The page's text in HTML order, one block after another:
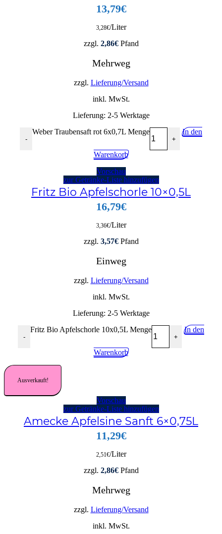
13,79€
3,28€/Liter
zzgl. 2,86€Pfand
Mehrweg
zzgl. Lieferung/Versand
inkl. MwSt.
Lieferung: 2-5 Werktage
-
Weber Traubensaft rot 6x0,7L Menge
+
In den
Warenkorb
Vorschau
zur Getränke-Liste hinzufügen
Fritz Bio Apfelschorle 10×0,5L
16,79€
3,36€/Liter
zzgl. 3,57€Pfand
Einweg
zzgl. Lieferung/Versand
inkl. MwSt.
Lieferung: 2-5 Werktage
-
Fritz Bio Apfelschorle 10x0,5L Menge
+
In den
Warenkorb
Ausverkauft!
Vorschau
zur Getränke-Liste hinzufügen
Amecke Apfelsine Sanft 6×0,75L
11,29€
2,51€/Liter
zzgl. 2,86€Pfand
Mehrweg
zzgl. Lieferung/Versand
inkl. MwSt.